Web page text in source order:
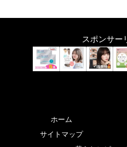
スポンサー
ホーム
サイトマップ